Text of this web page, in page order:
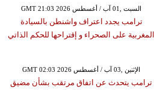
GMT 21:03 2026 السبت ,01 آب / أغسطس
ترامب يجدد اعتراف واشنطن بالسيادة
المغربية على الصحراء و إقتراحها للحكم الذاتي
GMT 02:03 2026 الإثنين ,03 آب / أغسطس
ترامب يتحدث عن اتفاق مرتقب بشأن مضيق